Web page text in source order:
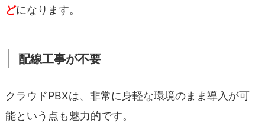
どになります。
配線工事が不要
クラウドPBXは、非常に身軽な環境のまま導入が可
能という点も魅力的です。